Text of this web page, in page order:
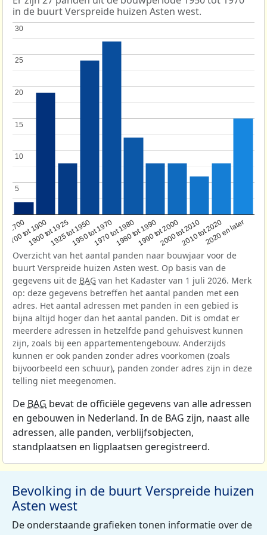
in de buurt Verspreide huizen Asten west.
1700
1700 tot 1900
1900 tot 19251925 tot 19501950 tot 19701970 tot 19801980 tot 19901990 tot 20002000 tot 20102010 tot 20202020 en later
5
5
10
10
15
15
20
20
25
25
30
30
Overzicht van het aantal panden naar bouwjaar voor de
buurt Verspreide huizen Asten west. Op basis van de
gegevens uit de BAG van het Kadaster van 1 juli 2026. Merk
op: deze gegevens betreffen het aantal panden met een
adres. Het aantal adressen met panden in een gebied is
bijna altijd hoger dan het aantal panden. Dit is omdat er
meerdere adressen in hetzelfde pand gehuisvest kunnen
zijn, zoals bij een appartementengebouw. Anderzijds
kunnen er ook panden zonder adres voorkomen (zoals
bijvoorbeeld een schuur), panden zonder adres zijn in deze
telling niet meegenomen.
De BAG bevat de officiële gegevens van alle adressen
en gebouwen in Nederland. In de BAG zijn, naast alle
adressen, alle panden, verblijfsobjecten,
standplaatsen en ligplaatsen geregistreerd.
Bevolking in de buurt Verspreide huizen
Asten west
De onderstaande grafieken tonen informatie over de